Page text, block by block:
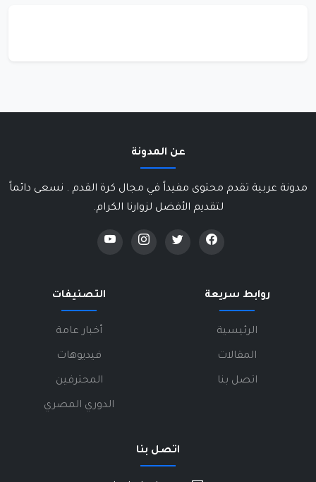
عن المدونة
مدونة عربية تقدم محتوى مفيداً في مجال كرة القدم . نسعى دائماً
لتقديم الأفضل لزوارنا الكرام.
روابط سريعة
الرئيسية
المقالات
اتصل بنا
التصنيفات
أخبار عامة
فيديوهات
المحترفين
الدوري المصري
اتصل بنا